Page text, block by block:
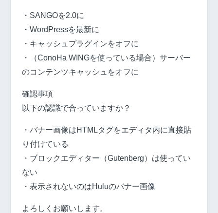
・SANGOを2.0に
・WordPressを最新に
・キャッシュプラグインをオフに
・（ConoHa WINGを使っている場合）サーバー
のコンテンツキャッシュをオフに
確認事項
以下の認識で合っていますか？
・バナー画像はHTMLタグをエディタ内に直接貼
り付けている
・ブロックエディター（Gutenberg）は使ってい
ない
・表示されないのはHuluのバナー画像
よろしくお願いします。